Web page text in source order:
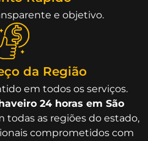
e objetivo.
da Região
em todos os serviços.
24 horas em São
todas as regiões do estado,
comprometidos com